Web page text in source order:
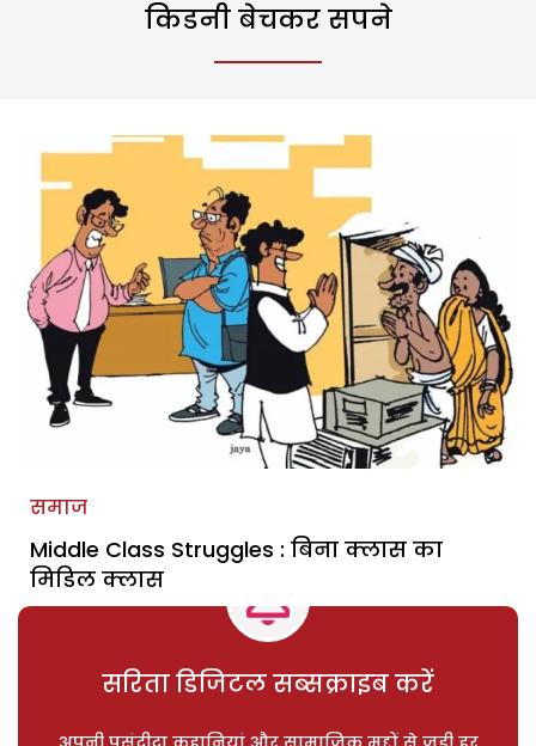
किडनी बेचकर सपने
समाज
Middle Class Struggles : बिना क्लास का
मिडिल क्लास
सरिता डिजिटल सब्सक्राइब करें